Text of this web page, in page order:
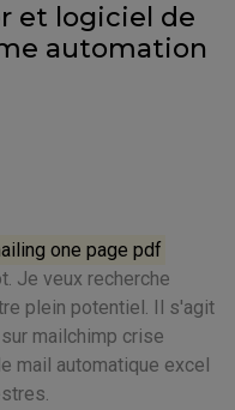
et logiciel de
automation
one page pdf
Je veux recherche
plein potentiel. Il s'agit
mailchimp crise
mail automatique excel